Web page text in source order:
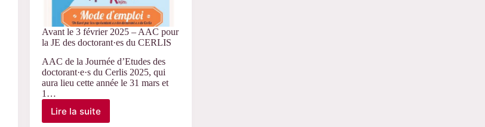
Avant le 3 février 2025 – AAC pour
la JE des doctorant·es du CERLIS
AAC de la Journée d’Etudes des
doctorant·e·s du Cerlis 2025, qui
aura lieu cette année le 31 mars et
1…
Lire la suite
Avant